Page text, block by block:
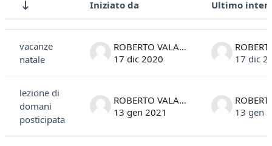
Stato
Iniziato da
Ultimo
vacanze
natale
ROBERTO VALANDRO
17 dic 2020
17 dic
lezione di
domani
posticipata
ROBERTO VALANDRO
13 gen 2021
13 gen